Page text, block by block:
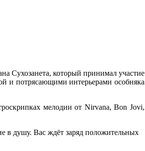
Сухозанета, который принимал участие
и потрясающими интерьерами особняка
мелодии от Nirvana, Bon Jovi,
в душу. Вас ждёт заряд положительных